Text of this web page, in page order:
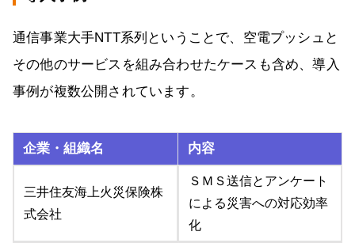
通信事業大手NTT系列ということで、空電プッシュと
その他のサービスを組み合わせたケースも含め、導入
事例が複数公開されています。
企業・組織名 内容
三井住友海上火災保険株
式会社
ＳＭＳ送信とアンケート
による災害への対応効率
化